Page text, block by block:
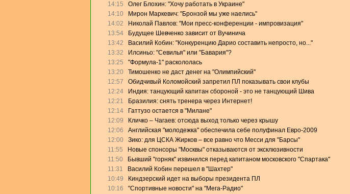
14:15
Олег Блохин: "Хочу работать в Украине"
14:10
Мирон Маркевич: "Бронзой мы уже наелись"
14:02
Николай Павлов: "Мои пресс-конференции - импровизация"
13:54
Будущее Шевченко зависит от Вучинича
13:42
Василий Кобин: "Конкуренцию Дарио составить непросто, но..."
13:32
Илсиньо: "Севилья" или "Бавария"?
13:25
"Формула-1" раскололась
13:20
Тимошенко не даст денег на "Олимпийский"
12:57
Обидчивый Коломойский запретил ПЛ показывать свои клубы
12:24
Индия: танцующий капитан сбороной - это не танцующий Шива
12:21
Бразилия: снять тренера через Интернет!
12:14
Гаттузо остается в "Милане"
12:09
Кличко – Чагаев: отсюда выход только через крышу
12:06
Английская "молодежка" обеспечила себе полуфинал Евро-2009
12:00
Зико: для ЦСКА Жирков – все равно что Месси для "Барсы"
11:55
Новые спонсоры "Москвы" отказываются от эксклюзивности
11:50
Бывший "горняк" извинился перед капитаном московского "Спартака"
11:31
Василий Кобин перешел в "Шахтер"
10:49
Киндзерский идет на выборы президента ПЛ
10:16
"Спортивные новости" на "Мега-Радио"